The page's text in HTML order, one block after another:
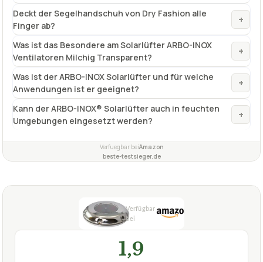
Deckt der Segelhandschuh von Dry Fashion alle
Finger ab?
+
Was ist das Besondere am Solarlüfter ARBO-INOX
Ventilatoren Milchig Transparent?
+
Was ist der ARBO-INOX Solarlüfter und für welche
Anwendungen ist er geeignet?
+
Kann der ARBO-INOX® Solarlüfter auch in feuchten
Umgebungen eingesetzt werden?
+
Verfuegbar beiAmazon
beste-testsieger.de
1,9